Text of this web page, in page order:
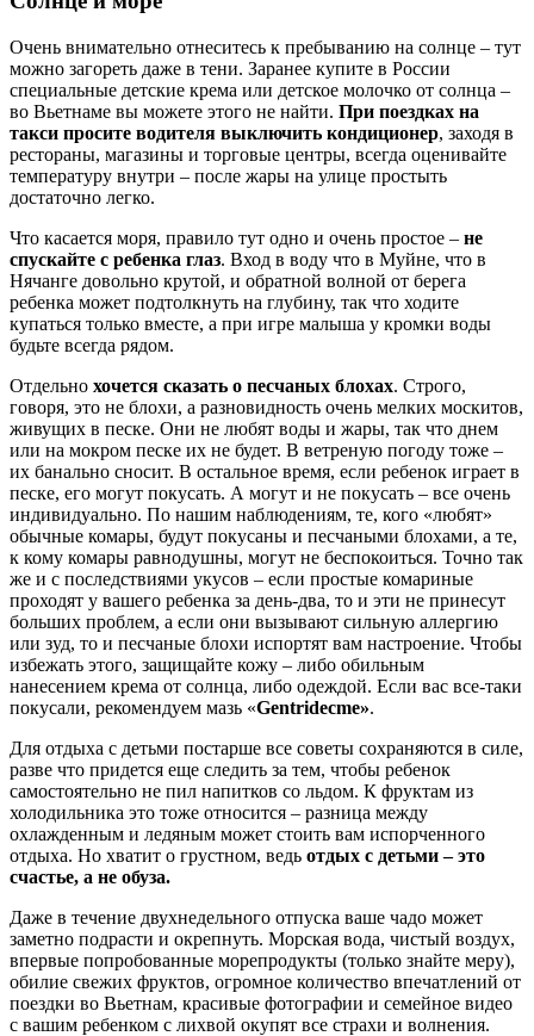
Очень внимательно отнеситесь к пребыванию на солнце – тут
можно загореть даже в тени. Заранее купите в России
специальные детские крема или детское молочко от солнца –
во Вьетнаме вы можете этого не найти. При поездках на
такси просите водителя выключить кондиционер, заходя в
рестораны, магазины и торговые центры, всегда оценивайте
температуру внутри – после жары на улице простыть
достаточно легко.
Что касается моря, правило тут одно и очень простое – не
спускайте с ребенка глаз. Вход в воду что в Муйне, что в
Нячанге довольно крутой, и обратной волной от берега
ребенка может подтолкнуть на глубину, так что ходите
купаться только вместе, а при игре малыша у кромки воды
будьте всегда рядом.
Отдельно хочется сказать о песчаных блохах. Строго,
говоря, это не блохи, а разновидность очень мелких москитов,
живущих в песке. Они не любят воды и жары, так что днем
или на мокром песке их не будет. В ветреную погоду тоже –
их банально сносит. В остальное время, если ребенок играет в
песке, его могут покусать. А могут и не покусать – все очень
индивидуально. По нашим наблюдениям, те, кого «любят»
обычные комары, будут покусаны и песчаными блохами, а те,
к кому комары равнодушны, могут не беспокоиться. Точно так
же и с последствиями укусов – если простые комариные
проходят у вашего ребенка за день-два, то и эти не принесут
больших проблем, а если они вызывают сильную аллергию
или зуд, то и песчаные блохи испортят вам настроение. Чтобы
избежать этого, защищайте кожу – либо обильным
нанесением крема от солнца, либо одеждой. Если вас все-таки
покусали, рекомендуем мазь «Gentridecme».
Для отдыха с детьми постарше все советы сохраняются в силе,
разве что придется еще следить за тем, чтобы ребенок
самостоятельно не пил напитков со льдом. К фруктам из
холодильника это тоже относится – разница между
охлажденным и ледяным может стоить вам испорченного
отдыха. Но хватит о грустном, ведь отдых с детьми – это
счастье, а не обуза.
Даже в течение двухнедельного отпуска ваше чадо может
заметно подрасти и окрепнуть. Морская вода, чистый воздух,
впервые попробованные морепродукты (только знайте меру),
обилие свежих фруктов, огромное количество впечатлений от
поездки во Вьетнам, красивые фотографии и семейное видео
с вашим ребенком с лихвой окупят все страхи и волнения.